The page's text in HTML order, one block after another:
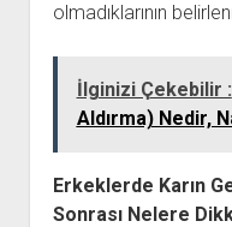
olmadıklarının
İlginizi Çekebilir :
Aldırma) Nedir,
Erkeklerde Karın
Sonrası Nelere